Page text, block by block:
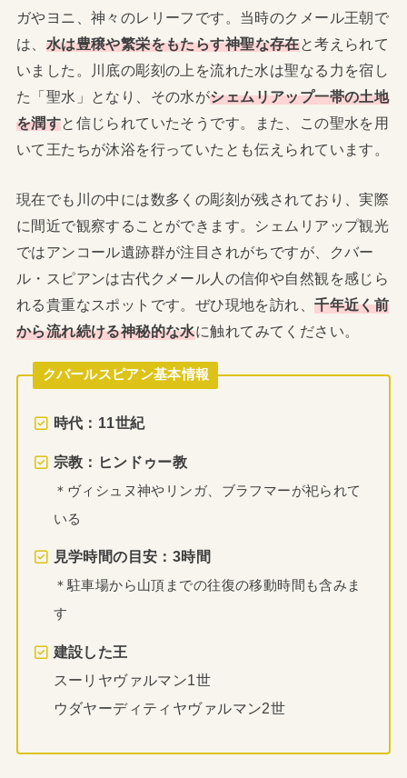
ガやヨニ、神々のレリーフです。当時のクメール王朝で
は、 水は豊穣や繁栄をもたらす神聖な存在と考えられて
いました。川底の彫刻の上を流れた水は聖なる力を宿し
た「聖水」となり、その水がシェムリアップ一帯の土地
を潤すと信じられていたそうです。また、この聖水を用
いて王たちが沐浴を行っていたとも伝えられています。
現在でも川の中には数多くの彫刻が残されており、実際
に間近で観察することができます。シェムリアップ観光
ではアンコール遺跡群が注目されがちですが、クバー
ル・スピアンは古代クメール人の信仰や自然観を感じら
れる貴重なスポットです。ぜひ現地を訪れ、千年近く前
から流れ続ける神秘的な水に触れてみてください。
クバールスピアン基本情報
時代：11世紀
宗教：ヒンドゥー教
＊ヴィシュヌ神やリンガ、ブラフマーが祀られて
いる
見学時間の目安：3時間
＊駐車場から山頂までの往復の移動時間も含みま
す
建設した王
スーリヤヴァルマン1世
ウダヤーディティヤヴァルマン2世